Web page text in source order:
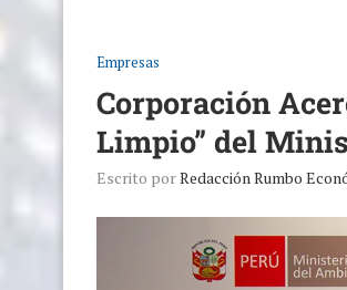
Empresas
Corporación
Limpio” del
Escrito porRedacción Rumbo